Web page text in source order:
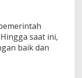
saat ini,
baik dan